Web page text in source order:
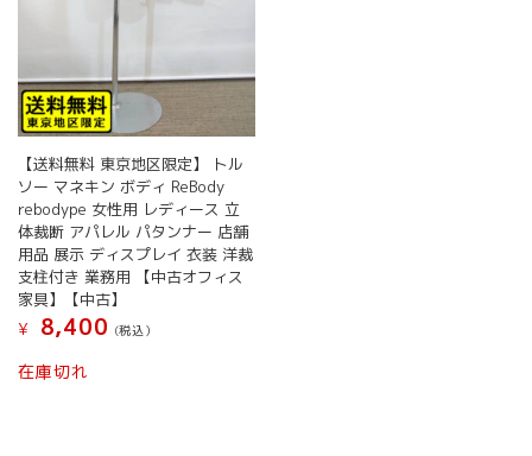
【送料無料 東京地区限定】 トル
ソー マネキン ボディ ReBody
rebodype 女性用 レディース 立
体裁断 アパレル パタンナー 店舗
用品 展示 ディスプレイ 衣装 洋裁
支柱付き 業務用 【中古オフィス
家具】【中古】
¥
8,400 (税込）
在庫切れ